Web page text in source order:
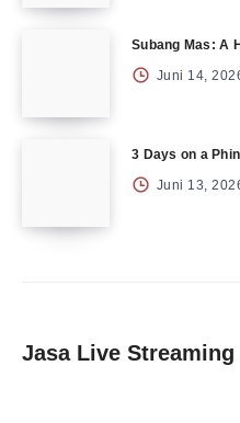
Subang Mas: A
Juni 14,
3 Days on a
Juni 13,
Jasa Live Streaming